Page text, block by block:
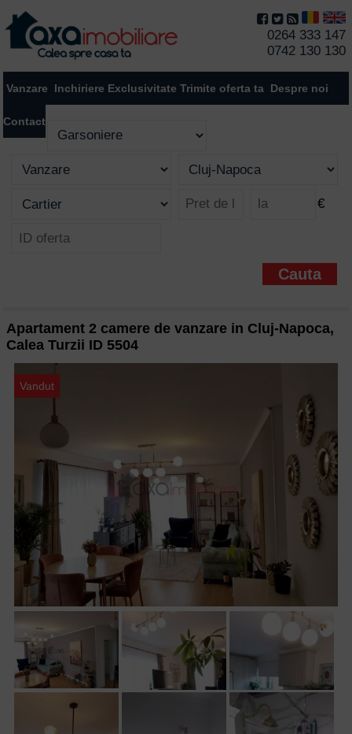
0264 333 147
0742 130 130
Vanzare Inchiriere Exclusivitate Trimite oferta ta Despre noi
Contact
€
Apartament 2 camere de vanzare in Cluj-Napoca,
Calea Turzii ID 5504
Vandut